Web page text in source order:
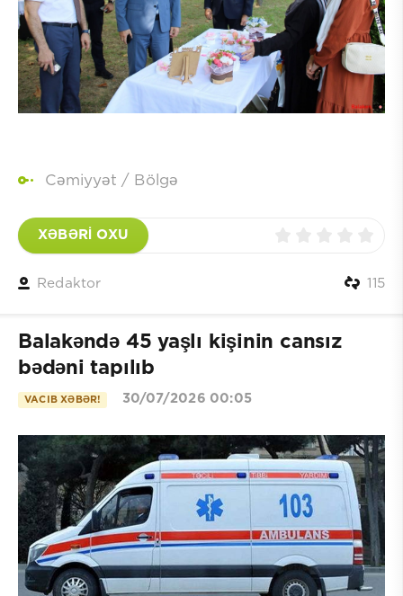
Cəmiyyət / Bölgə
XƏBƏRİ OXU
Redaktor 115
Balakəndə 45 yaşlı kişinin cansız
bədəni tapılıb
VACIB XƏBƏR! 30/07/2026 00:05